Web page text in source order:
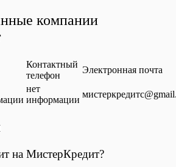
компании
Контактный
телефон
Электронная почта
нет
информации
на МистерКредит?